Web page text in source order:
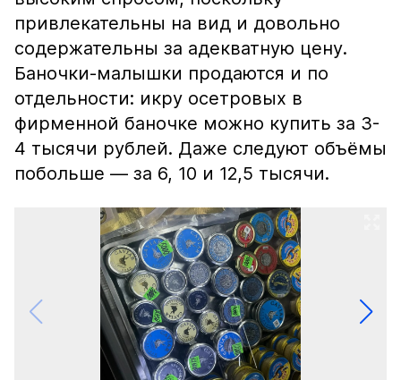
привлекательны на вид и довольно
содержательны за адекватную цену.
Баночки-малышки продаются и по
отдельности: икру осетровых в
фирменной баночке можно купить за 3-
4 тысячи рублей. Даже следуют объёмы
побольше — за 6, 10 и 12,5 тысячи.